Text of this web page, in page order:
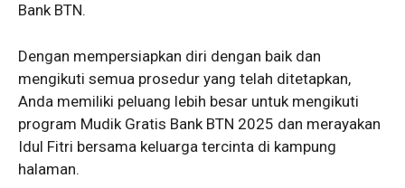
Bank BTN.
Dengan mempersiapkan diri dengan baik dan
mengikuti semua prosedur yang telah ditetapkan,
Anda memiliki peluang lebih besar untuk mengikuti
program Mudik Gratis Bank BTN 2025 dan merayakan
Idul Fitri bersama keluarga tercinta di kampung
halaman.